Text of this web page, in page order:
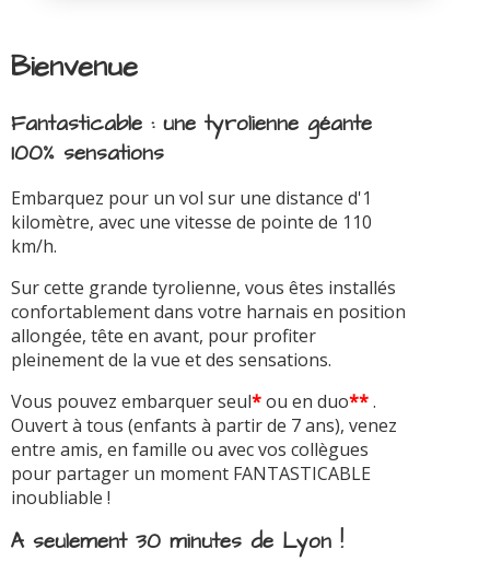
Bienvenue
Fantasticable : une tyrolienne géante
100% sensations
Embarquez pour un vol sur une distance d'1
kilomètre, avec une vitesse de pointe de 110
km/h.
Sur cette grande tyrolienne, vous êtes installés
confortablement dans votre harnais en position
allongée, tête en avant, pour profiter
pleinement de la vue et des sensations.
Vous pouvez embarquer seul*ou en duo**.
Ouvert à tous (enfants à partir de 7 ans), venez
entre amis, en famille ou avec vos collègues
pour partager un moment FANTASTICABLE
inoubliable !
A seulement 30 minutes de Lyon !